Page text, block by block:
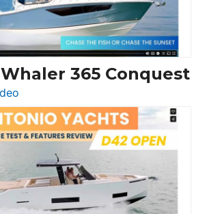
365 Conquest
Boston
Whaler
365
Conquest